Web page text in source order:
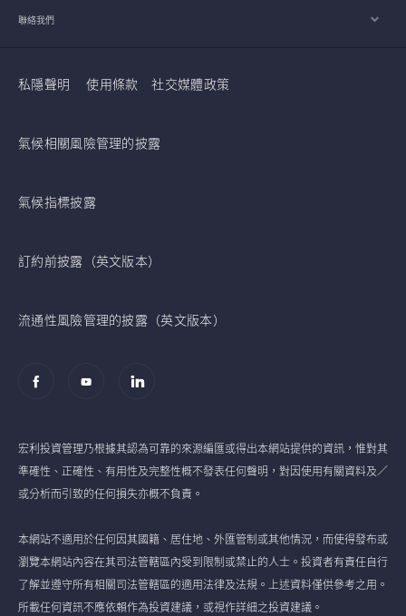
聯絡我們
私隱聲明 使用條款 社交媒體政策
氣候相關風險管理的披露
氣候指標披露
訂約前披露（英文版本）
流通性風險管理的披露（英文版本）
宏利投資管理乃根據其認為可靠的來源編匯或得出本網站提供的資訊，惟對其
準確性、正確性、有用性及完整性概不發表任何聲明，對因使用有關資料及／
或分析而引致的任何損失亦概不負責。
本網站不適用於任何因其國籍、居住地、外匯管制或其他情況，而使得發布或
瀏覽本網站內容在其司法管轄區內受到限制或禁止的人士。投資者有責任自行
了解並遵守所有相關司法管轄區的適用法律及法規。上述資料僅供參考之用。
所載任何資訊不應依賴作為投資建議，或視作詳細之投資建議。